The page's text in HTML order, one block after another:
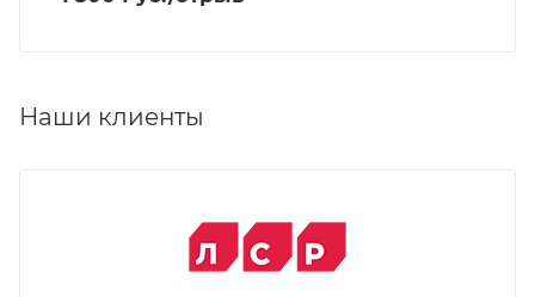
Наши клиенты